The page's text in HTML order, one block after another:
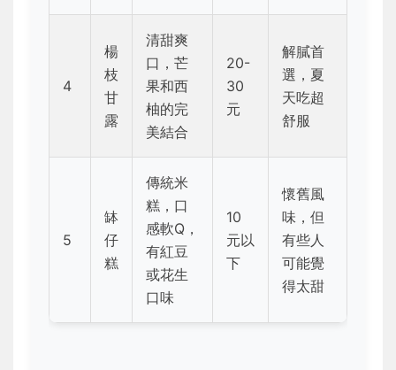
4
楊
枝
甘
露
清甜爽
口，芒
果和西
柚的完
美結合
20-
30
元
解膩首
選，夏
天吃超
舒服
5
缽
仔
糕
傳統米
糕，口
感軟Q，
有紅豆
或花生
口味
10
元以
下
懷舊風
味，但
有些人
可能覺
得太甜